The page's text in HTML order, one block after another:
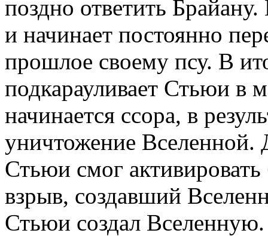
поздно ответить
и начинает постоянно
прошлое своему псу. В
подкарауливает Стьюи
начинается ссора, в
уничтожение Вселенной.
Стьюи смог
взрыв, создавший
Стьюи создал Вселенную.